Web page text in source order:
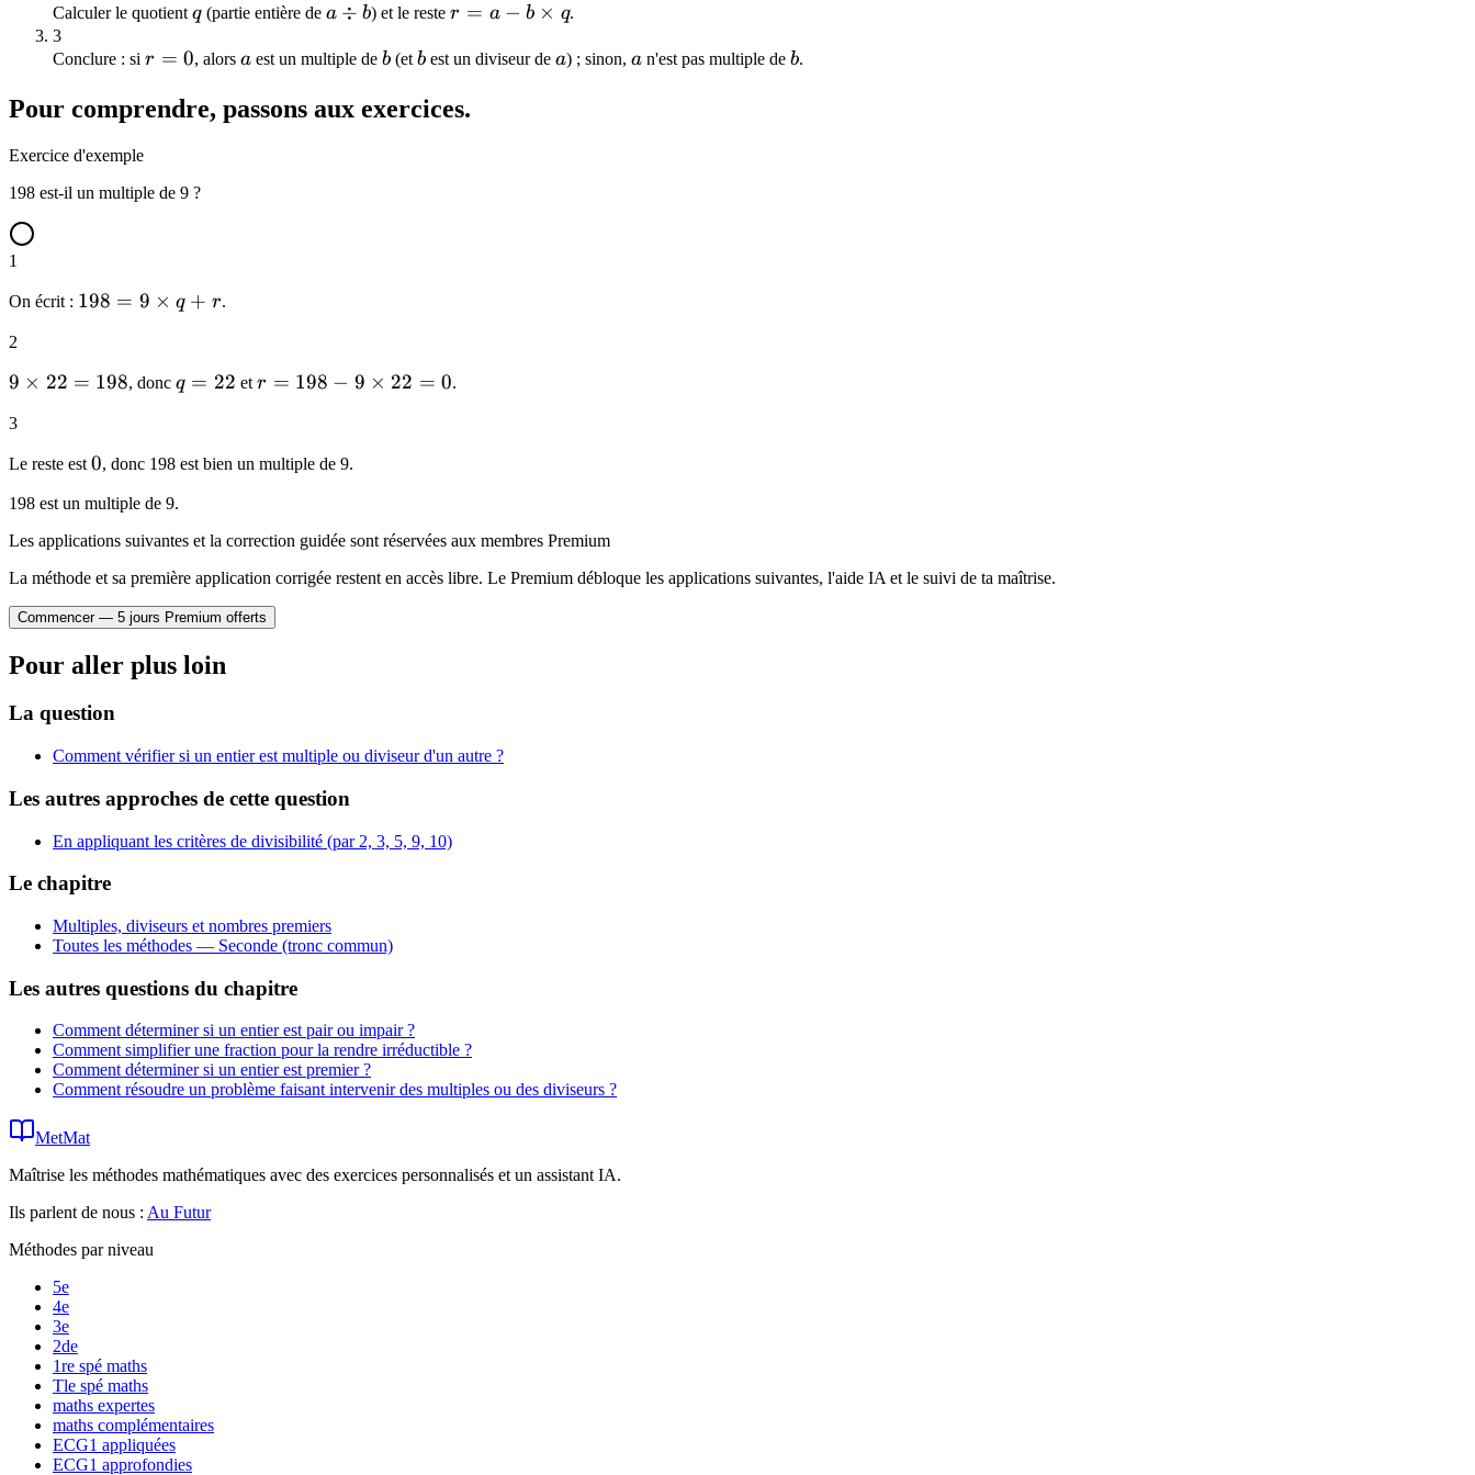
q + r
r <
Calculer le quotient q
q(partie entière de a
b
a ÷ b) et le rester = a -
\times
r = a − b × q.
3
Conclure : si r
0
r = 0, alorsa
a est un multiple deb
b (etb
b est un diviseur dea
a) ; sinon,a
a n'est pas multiple deb
b.
Pour comprendre, passons aux exercices.
Exercice d'exemple
198 est-il un multiple de 9 ?
1
On écrit : 198 =
q + r
198 = 9 × q + r.
2
9
22 =
198
9 × 22 = 198, doncq
q = 22 et r =
\times
r = 198 − 9 × 22 = 0.
3
Le reste est 0
0, donc 198 est bien un multiple de 9.
198 est un multiple de 9.
Les applications suivantes et la correction guidée sont réservées aux membres Premium
La méthode et sa première application corrigée restent en accès libre. Le Premium débloque les applications suivantes, l'aide IA et le suivi de ta maîtrise.
Commencer — 5 jours Premium offerts
Pour aller plus loin
La question
Comment vérifier si un entier est multiple ou diviseur d'un autre ?
Les autres approches de cette question
En appliquant les critères de divisibilité (par 2, 3, 5, 9, 10)
Le chapitre
Multiples, diviseurs et nombres premiers
Toutes les méthodes — Seconde (tronc commun)
Les autres questions du chapitre
Comment déterminer si un entier est pair ou impair ?
Comment simplifier une fraction pour la rendre irréductible ?
Comment déterminer si un entier est premier ?
Comment résoudre un problème faisant intervenir des multiples ou des diviseurs ?
MetMat
Maîtrise les méthodes mathématiques avec des exercices personnalisés et un assistant IA.
Ils parlent de nous : Au Futur
Méthodes par niveau
5e
4e
3e
2de
1re spé maths
Tle spé maths
maths expertes
maths complémentaires
ECG1 appliquées
ECG1 approfondies